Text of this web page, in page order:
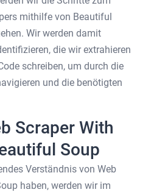
mithilfe von Beautiful
Wir werden damit
die wir extrahieren
schreiben, um durch die
und die benötigten
Scraper With
Soup
Verständnis von Web
haben, werden wir im